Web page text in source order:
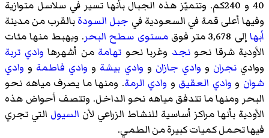
40 و 240كم. وتتميّز هذه الجبال بأنها تسير في سلاسل متوازية
وفيها أعلى قمة في السعودية في جبل السودةبالقرب من مدينة
أبهاإلى 3,678 متر فوق مستوى سطح البحر. ويهبط منها مئات
الأودية شرقا نحونجد وغربا نحو تهامة من أشهرها وادي تربة
ووادينجران و وادي جازان و وادي بيشة و وادي فاطمة و وادي
شوان و وادي العقيق و وادي الرمة. ومنها ما يصرف مياهه نحو
البحر ومنها ما تتدفق مياهه نحو الداخل. وتتصف أحواض هذه
الأودية بأنها مراكز أساسية للنشاط الزراعي لأن السيول التي تجري
فيها تحمل كميات كبيرة من الطمي.